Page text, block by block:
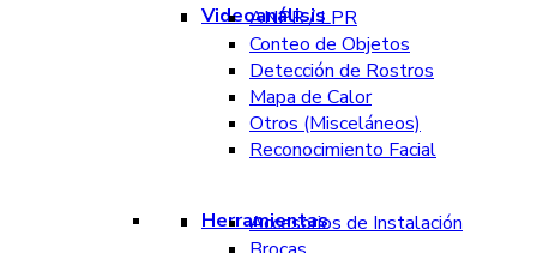
Videoanálisis
ANPR / LPR
Conteo de Objetos
Detección de Rostros
Mapa de Calor
Otros (Misceláneos)
Reconocimiento Facial
Herramientas
Accesorios de Instalación